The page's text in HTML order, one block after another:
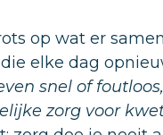
op wat er
elke dag
snel of
zorg voor